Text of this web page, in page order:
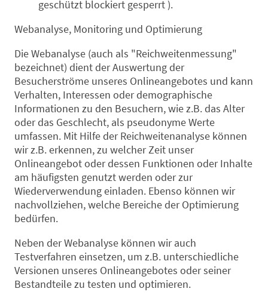
geschützt blockiert gesperrt ).
Webanalyse, Monitoring und Optimierung
Die Webanalyse (auch als "Reichweitenmessung"
bezeichnet) dient der Auswertung der
Besucherströme unseres Onlineangebotes und kann
Verhalten, Interessen oder demographische
Informationen zu den Besuchern, wie z.B. das Alter
oder das Geschlecht, als pseudonyme Werte
umfassen. Mit Hilfe der Reichweitenanalyse können
wir z.B. erkennen, zu welcher Zeit unser
Onlineangebot oder dessen Funktionen oder Inhalte
am häufigsten genutzt werden oder zur
Wiederverwendung einladen. Ebenso können wir
nachvollziehen, welche Bereiche der Optimierung
bedürfen.
Neben der Webanalyse können wir auch
Testverfahren einsetzen, um z.B. unterschiedliche
Versionen unseres Onlineangebotes oder seiner
Bestandteile zu testen und optimieren.